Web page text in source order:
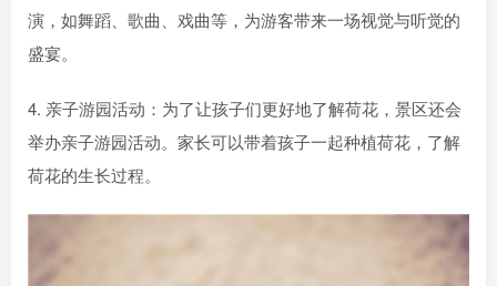
演，如舞蹈、歌曲、戏曲等，为游客带来一场视觉与听觉的
盛宴。
4. 亲子游园活动：为了让孩子们更好地了解荷花，景区还会
举办亲子游园活动。家长可以带着孩子一起种植荷花，了解
荷花的生长过程。